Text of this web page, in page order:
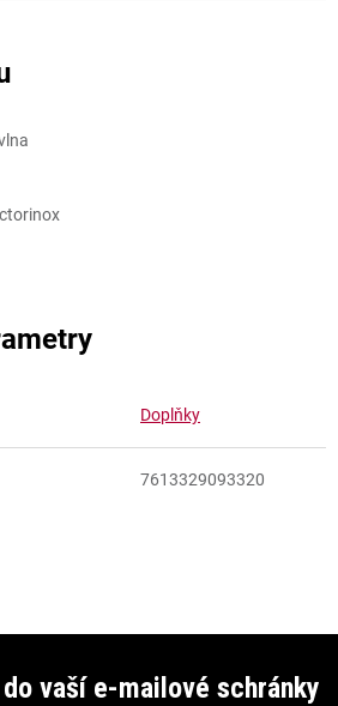
Doplňky
7613329093320
vaší e-mailové schránky